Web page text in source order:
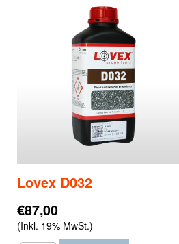
Lovex D032
€87,00
(Inkl. 19% MwSt.)